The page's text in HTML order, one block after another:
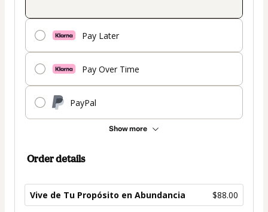
Pay Later
Pay Over Time
PayPal
Show more
Order details
Vive de Tu Propósito en Abundancia $88.00